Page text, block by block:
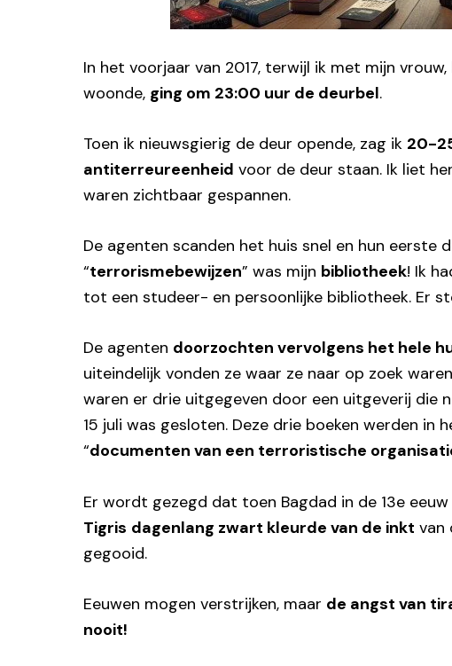
In het voorjaar van 2017, terwijl ik met mijn
woonde, ging om 23:00 uur de deurbel.
Toen ik nieuwsgierig de deur opende, zag ik 20-
antiterreureenheid voor de deur staan. Ik liet
waren zichtbaar gespannen.
De agenten scanden het huis snel en hun eerste
“terrorismebewijzen” was mijn bibliotheek! Ik
tot een studeer- en persoonlijke bibliotheek. Er
De agenten doorzochten vervolgens het hele
uiteindelijk vonden ze waar ze naar op zoek
waren er drie uitgegeven door een uitgeverij die
15 juli was gesloten. Deze drie boeken werden
“documenten van een terroristische
Er wordt gezegd dat toen Bagdad in de 13e
Tigris dagenlang zwart kleurde van de inkt van
gegooid.
Eeuwen mogen verstrijken, maar de angst van
nooit!